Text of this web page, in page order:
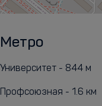
Метро
Университет - 844 м
Профсоюзная - 1.6 км